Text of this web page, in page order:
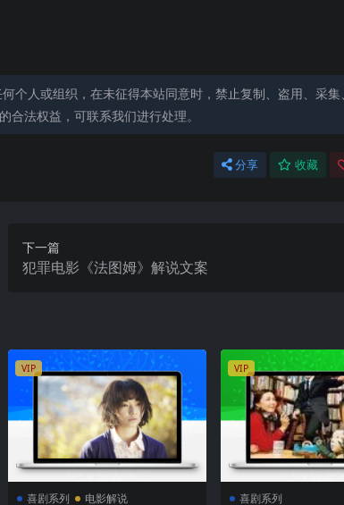
个人或组织，在未征得本站同意时，禁止复制、盗用、采
法权益，可联系我们进行处理。
分享 收藏
下一篇
犯罪电影《法图姆》解说文案
VIP
喜剧系列 电影解说
VIP
喜剧系列